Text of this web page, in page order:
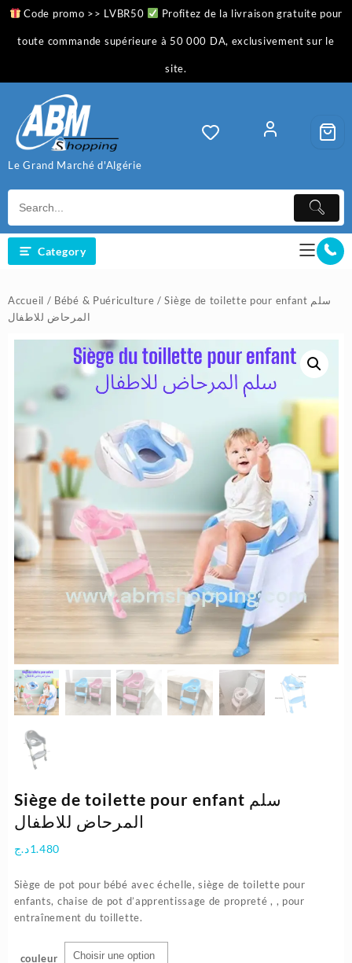
Skip
content
Code promo >> LVBR50 Profitez de la livraison gratuite pour
toute commande supérieure à 50 000 DA, exclusivement sur le
site.
Le Grand Marché d'Algérie
Category
Accueil / Bébé & Puériculture / Siège de toilette pour enfant سلم
المرحاض للاطفال
Siège de toilette pour enfant سلم
المرحاض للاطفال
1.480د.ج
Siège de pot pour bébé avec échelle, siège de toilette pour
enfants, chaise de pot d’apprentissage de propreté , , pour
entraînement du toillette.
couleur